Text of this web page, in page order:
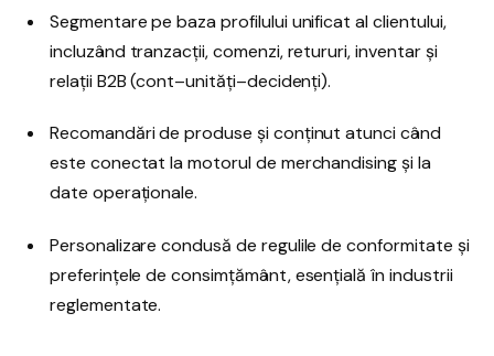
Segmentare pe baza profilului unificat al clientului,
incluzând tranzacții, comenzi, retururi, inventar și
relații B2B (cont–unități–decidenți).
Recomandări de produse și conținut atunci când
este conectat la motorul de merchandising și la
date operaționale.
Personalizare condusă de regulile de conformitate și
preferințele de consimțământ, esențială în industrii
reglementate.